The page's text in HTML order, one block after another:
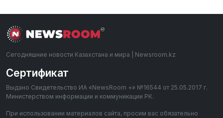
Сегодняшние новости Казахстана и мира | Newsroom.kz
Сертификат
Выдано Свидетельство ИА «NewsRoom +» №16544 от 25.05.2017 г.
Министерством информации и коммуникации РК.
При использовании материалов сайта, просим вас обязательно